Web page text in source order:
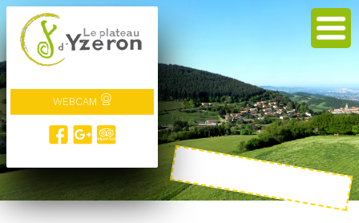
WEBCAM